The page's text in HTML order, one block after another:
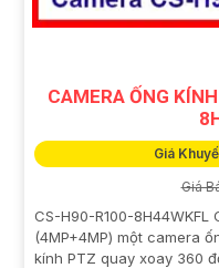
CAMERA ỐNG
Giá
Giá
CS-H90-R100-
(4MP+4MP) một camera
kính PTZ quay xoay 360